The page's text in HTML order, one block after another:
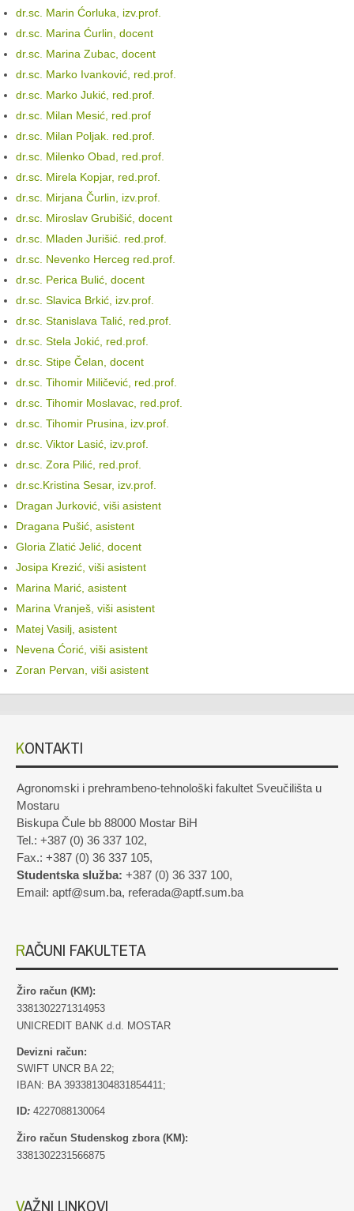
dr.sc. Marin Ćorluka, izv.prof.
dr.sc. Marina Ćurlin, docent
dr.sc. Marina Zubac, docent
dr.sc. Marko Ivanković, red.prof.
dr.sc. Marko Jukić, red.prof.
dr.sc. Milan Mesić, red.prof
dr.sc. Milan Poljak. red.prof.
dr.sc. Milenko Obad, red.prof.
dr.sc. Mirela Kopjar, red.prof.
dr.sc. Mirjana Čurlin, izv.prof.
dr.sc. Miroslav Grubišić, docent
dr.sc. Mladen Jurišić. red.prof.
dr.sc. Nevenko Herceg red.prof.
dr.sc. Perica Bulić, docent
dr.sc. Slavica Brkić, izv.prof.
dr.sc. Stanislava Talić, red.prof.
dr.sc. Stela Jokić, red.prof.
dr.sc. Stipe Čelan, docent
dr.sc. Tihomir Miličević, red.prof.
dr.sc. Tihomir Moslavac, red.prof.
dr.sc. Tihomir Prusina, izv.prof.
dr.sc. Viktor Lasić, izv.prof.
dr.sc. Zora Pilić, red.prof.
dr.sc.Kristina Sesar, izv.prof.
Dragan Jurković, viši asistent
Dragana Pušić, asistent
Gloria Zlatić Jelić, docent
Josipa Krezić, viši asistent
Marina Marić, asistent
Marina Vranješ, viši asistent
Matej Vasilj, asistent
Nevena Ćorić, viši asistent
Zoran Pervan, viši asistent
KONTAKTI
Agronomski i prehrambeno-tehnološki fakultet Sveučilišta u
Mostaru
Biskupa Čule bb 88000 Mostar BiH
Tel.: +387 (0) 36 337 102,
Fax.: +387 (0) 36 337 105,
Studentska služba: +387 (0) 36 337 100,
Email: aptf@sum.ba, referada@aptf.sum.ba
RAČUNI FAKULTETA
Žiro račun (KM):
3381302271314953
UNICREDIT BANK d.d. MOSTAR
Devizni račun:
SWIFT UNCR BA 22;
IBAN: BA 393381304831854411;
ID: 4227088130064
Žiro račun Studenskog zbora (KM):
3381302231566875
VAŽNI LINKOVI